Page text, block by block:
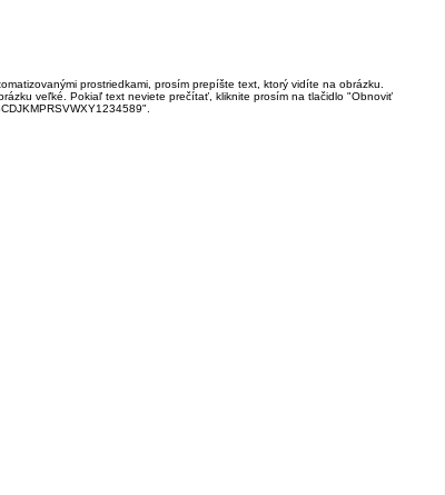
prostriedkami, prosím prepíšte text, ktorý vidíte na obrázku.
veľké. Pokiaľ text neviete prečítať, kliknite prosím na tlačidlo "Obnoviť